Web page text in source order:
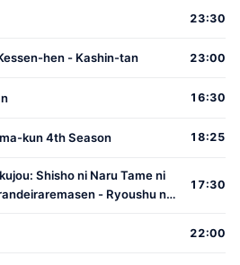
23:30
hen - Kashin-tan 23:00
16:30
kun 4th Season 18:25
Shisho ni Naru Tame ni
- Ryoushu no
17:30
22:00